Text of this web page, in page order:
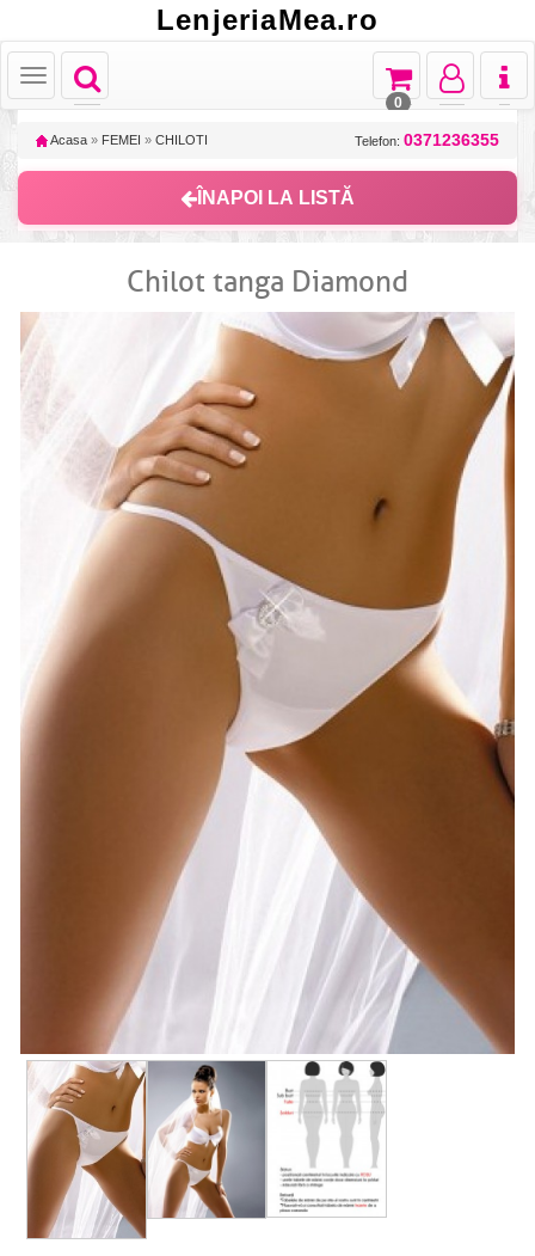
LenjeriaMea.ro
Toggle
navigation
Toggle
Toggle
navigation
Toggle
navigation
Toggle
navigation
0
Acasa » FEMEI » CHILOTI Telefon: 0371236355
ÎNAPOI LA LISTĂ
Chilot tanga Diamond